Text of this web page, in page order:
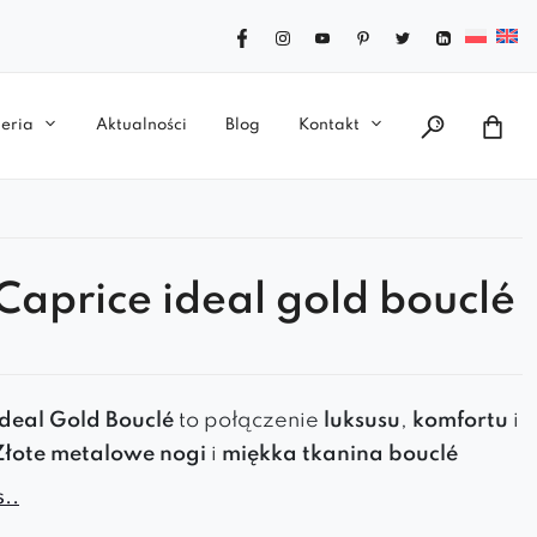
Aktualności Blog Kontakt
ideal gold bouclé
Gold Bouclé to połączenie luksusu, komfortu i
metalowe nogi i miękka tkanina bouclé
doskonale pasuje do